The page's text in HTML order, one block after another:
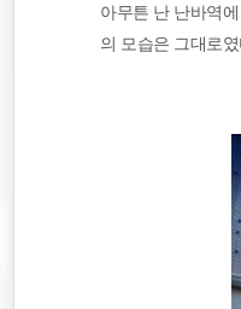
아무튼 난 난바역
의 모습은 그대로